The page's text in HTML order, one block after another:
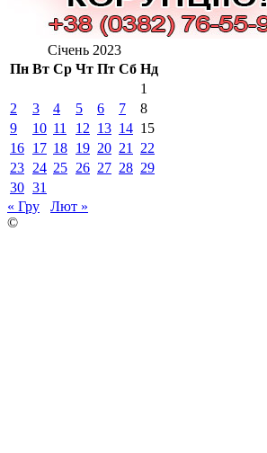
Січень 2023
Пн Вт Ср Чт Пт Сб Нд
1
2
3 4 5 6 7
8
9
10 11 12 13 14 15
16 17 18 19 20 21
22
23 24 25 26 27 28 29
30 31
« Гру
Лют »
©